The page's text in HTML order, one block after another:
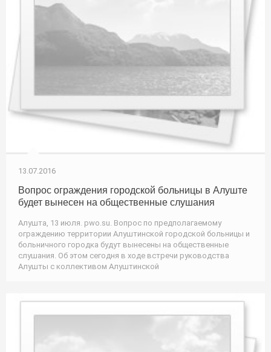
13.07.2016
Вопрос ограждения городской больницы в Алуште
будет вынесен на общественные слушания
Алушта, 13 июля. pwo.su. Вопрос по предполагаемому
ограждению территории Алуштинской городской больницы и
больничного городка будут вынесены на общественные
слушания. Об этом сегодня в ходе встречи руководства
Алушты с коллективом Алуштинской